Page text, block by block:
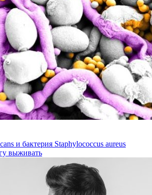
и бактерия Staphylococcus aureus
выживать